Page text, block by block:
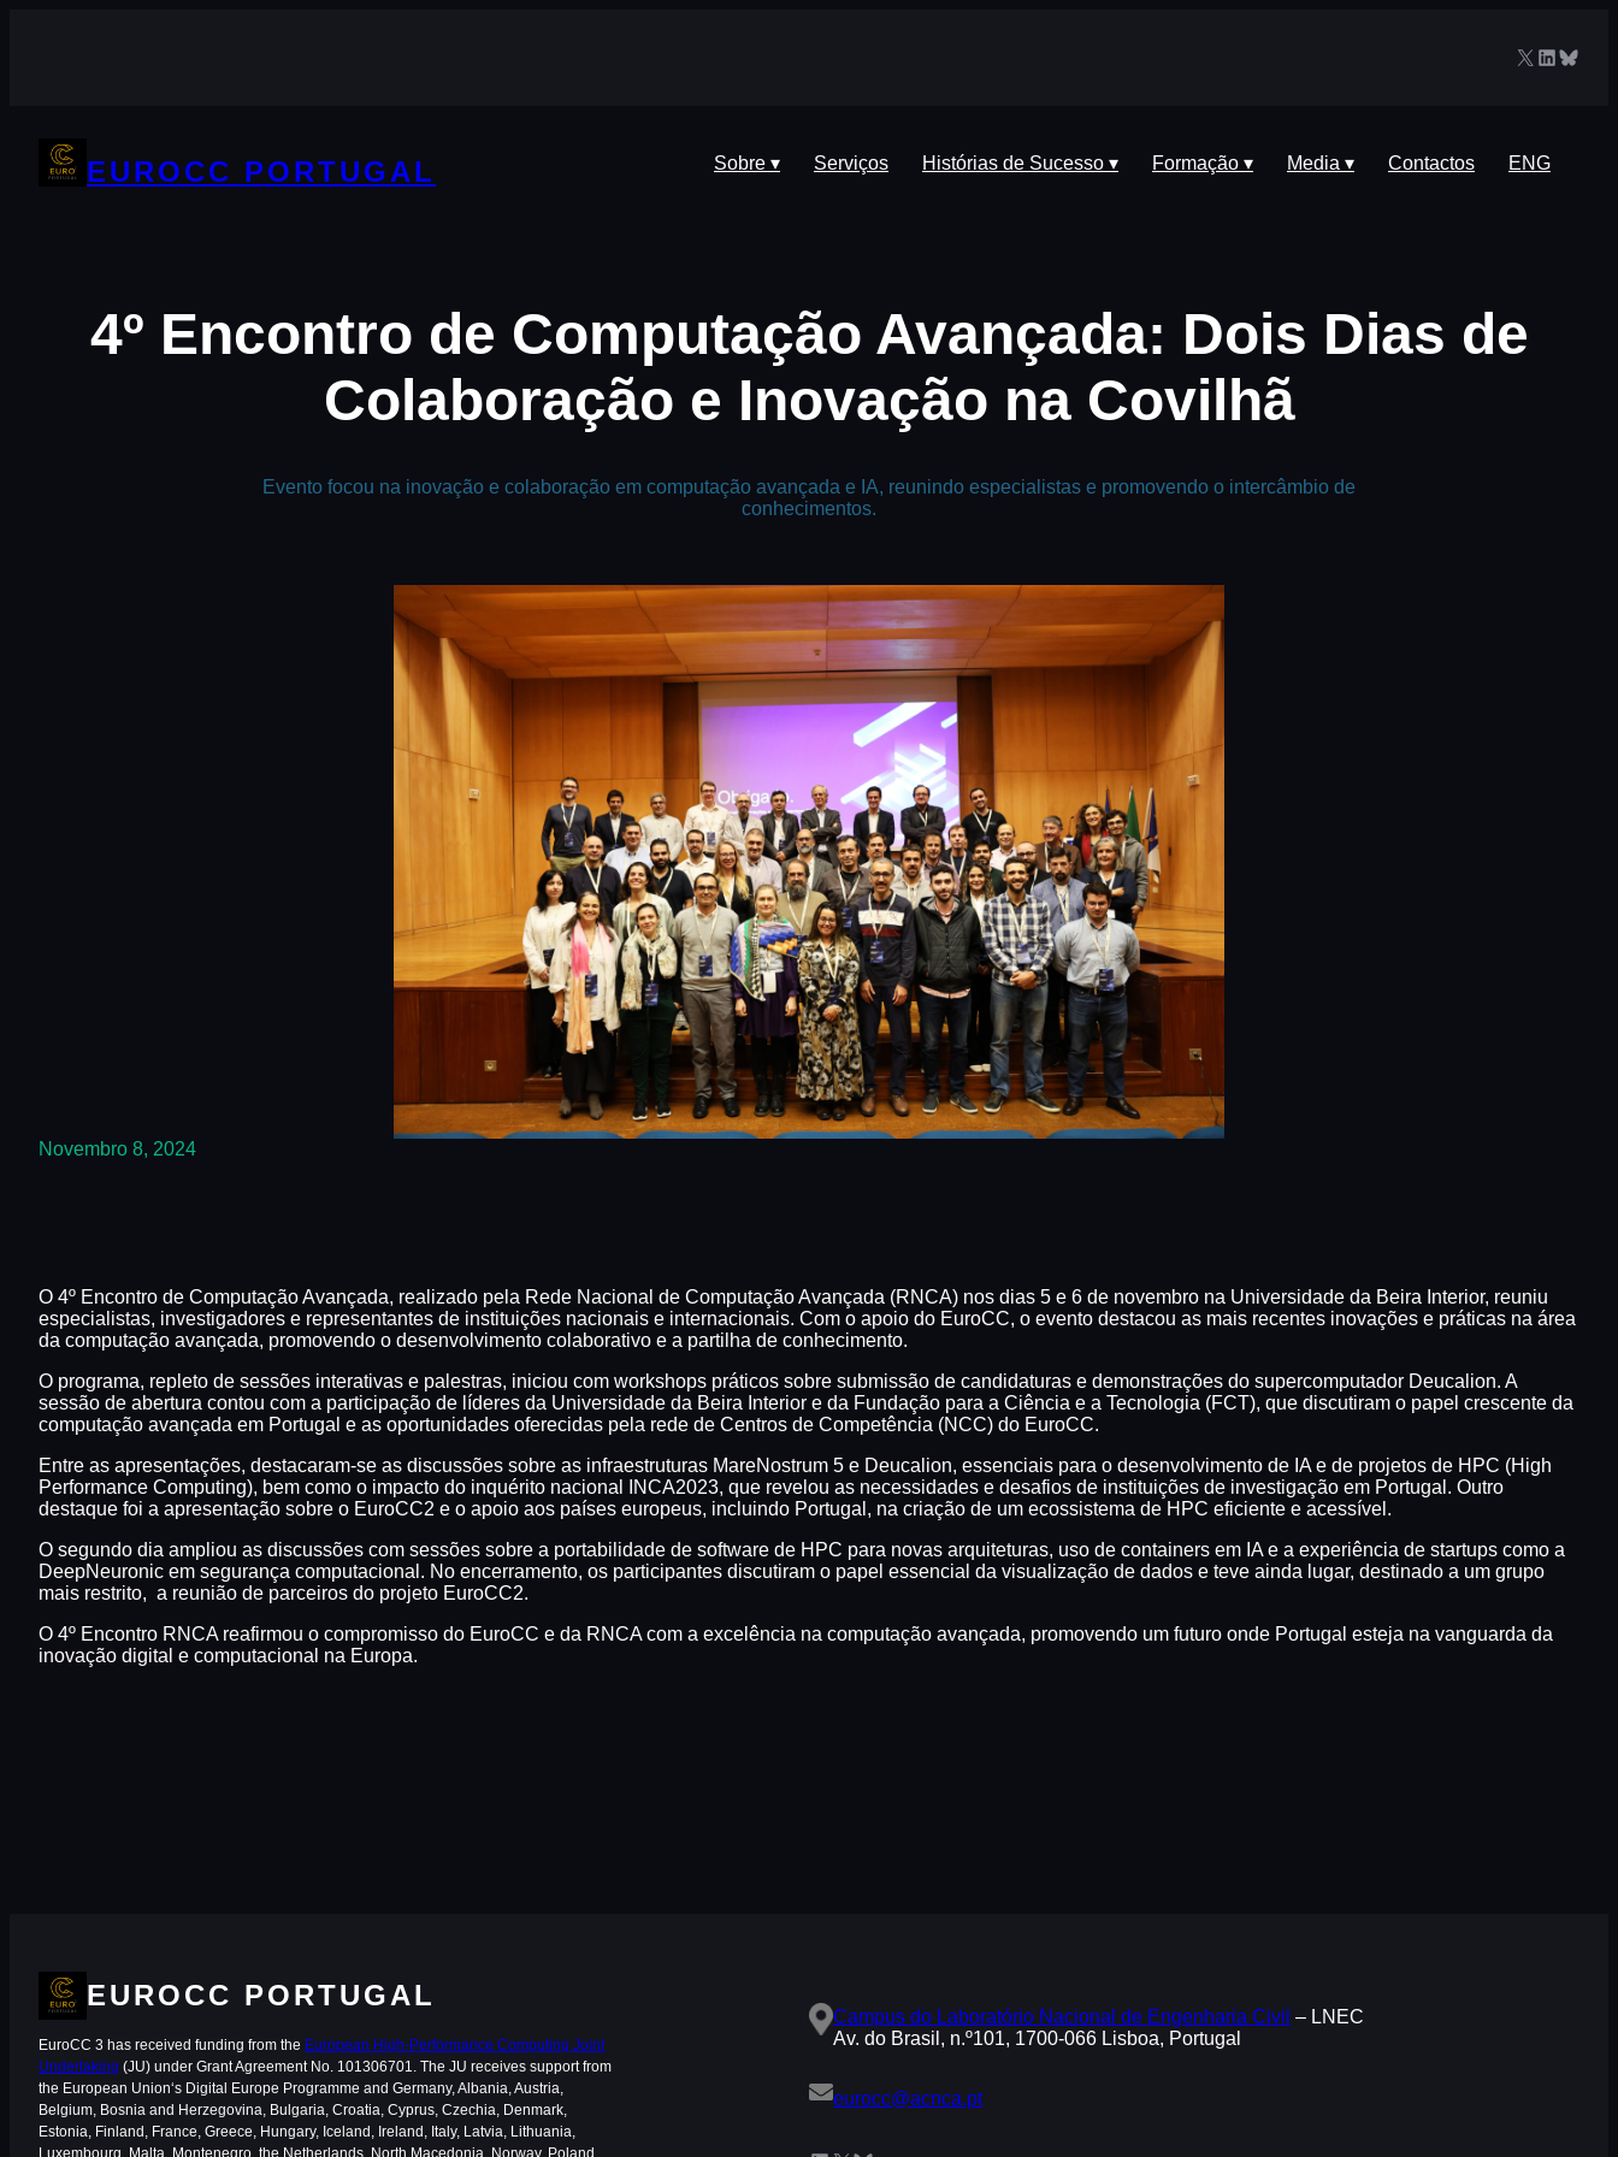
X LinkedIn
EUROCC PORTUGAL Sobre ▾ Serviços Histórias de Sucesso ▾ Formação ▾ Media ▾ Contactos ENG
4º Encontro de Computação Avançada: Dois Dias de
Colaboração e Inovação na Covilhã
Evento focou na inovação e colaboração em computação avançada e IA, reunindo especialistas e promovendo o intercâmbio de
conhecimentos.
Novembro 8, 2024
O 4º Encontro de Computação Avançada, realizado pela Rede Nacional de Computação Avançada (RNCA) nos dias 5 e 6 de novembro na Universidade da Beira Interior, reuniu
especialistas, investigadores e representantes de instituições nacionais e internacionais. Com o apoio do EuroCC, o evento destacou as mais recentes inovações e práticas na área
da computação avançada, promovendo o desenvolvimento colaborativo e a partilha de conhecimento.
O programa, repleto de sessões interativas e palestras, iniciou com workshops práticos sobre submissão de candidaturas e demonstrações do supercomputador Deucalion. A
sessão de abertura contou com a participação de líderes da Universidade da Beira Interior e da Fundação para a Ciência e a Tecnologia (FCT), que discutiram o papel crescente da
computação avançada em Portugal e as oportunidades oferecidas pela rede de Centros de Competência (NCC) do EuroCC.
Entre as apresentações, destacaram-se as discussões sobre as infraestruturas MareNostrum 5 e Deucalion, essenciais para o desenvolvimento de IA e de projetos de HPC (High
Performance Computing), bem como o impacto do inquérito nacional INCA2023, que revelou as necessidades e desafios de instituições de investigação em Portugal. Outro
destaque foi a apresentação sobre o EuroCC2 e o apoio aos países europeus, incluindo Portugal, na criação de um ecossistema de HPC eficiente e acessível.
O segundo dia ampliou as discussões com sessões sobre a portabilidade de software de HPC para novas arquiteturas, uso de containers em IA e a experiência de startups como a
DeepNeuronic em segurança computacional. No encerramento, os participantes discutiram o papel essencial da visualização de dados e teve ainda lugar, destinado a um grupo
mais restrito, a reunião de parceiros do projeto EuroCC2.
O 4º Encontro RNCA reafirmou o compromisso do EuroCC e da RNCA com a excelência na computação avançada, promovendo um futuro onde Portugal esteja na vanguarda da
inovação digital e computacional na Europa.
EUROCC PORTUGAL
EuroCC 3 has received funding from the European High-Performance Computing Joint
Undertaking (JU) under Grant Agreement No. 101306701. The JU receives support from
the European Union‘s Digital Europe Programme and Germany, Albania, Austria,
Belgium, Bosnia and Herzegovina, Bulgaria, Croatia, Cyprus, Czechia, Denmark,
Estonia, Finland, France, Greece, Hungary, Iceland, Ireland, Italy, Latvia, Lithuania,
Campus do Laboratório Nacional de Engenharia Civil – LNEC
Av. do Brasil, n.º101, 1700-066 Lisboa, Portugal
eurocc@acnca.pt